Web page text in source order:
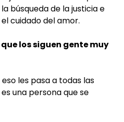
búsqueda de la justicia e
cuidado del amor.
los siguen gente muy
les pasa a todas las
una persona que se